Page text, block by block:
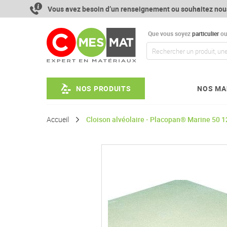
contenu
Vous avez besoin d’un renseignement ou souhaitez
Que vous soyezparticulierou
NOS PRODUITS NOS
Accueil Cloison alvéolaire - Placopan® Marine 50